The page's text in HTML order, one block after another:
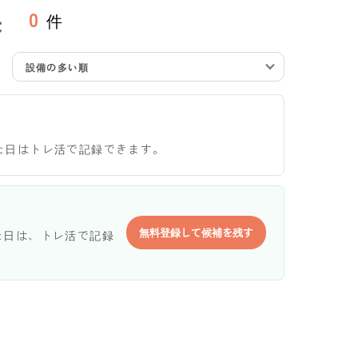
0 件
設備の多い順
はトレ活で記録できます。
は、トレ活で記録
無料登録して候補を残す